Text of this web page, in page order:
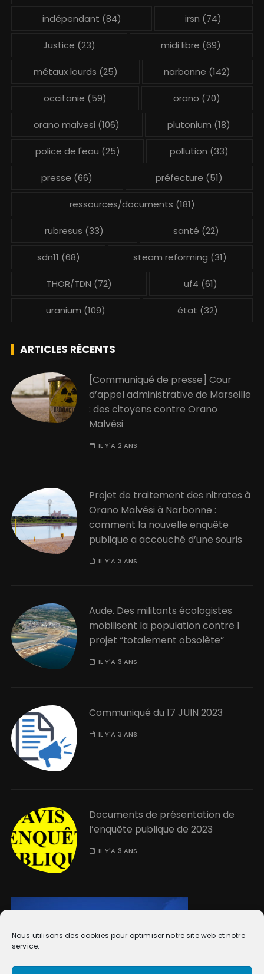
Nous utilisons des cookies pour optimiser notre site web et notre
service.
indépendant (84) irsn (74)
Justice (23) midi libre (69)
métaux lourds (25) narbonne (142)
occitanie (59) orano (70)
orano malvesi (106) plutonium (18)
police de l'eau (25) pollution (33)
presse (66) préfecture (51)
ressources/documents (181)
rubresus (33) santé (22)
sdn11 (68) steam reforming (31)
THOR/TDN (72) uf4 (61)
uranium (109) état (32)
ARTICLES RÉCENTS
[Communiqué de presse] Cour
d’appel administrative de Marseille
: des citoyens contre Orano
Malvési
IL Y'A 2 ANS
Projet de traitement des nitrates à
Orano Malvési à Narbonne :
comment la nouvelle enquête
publique a accouché d’une souris
IL Y'A 3 ANS
Aude. Des militants écologistes
mobilisent la population contre 1
projet “totalement obsolète”
IL Y'A 3 ANS
Communiqué du 17 JUIN 2023
IL Y'A 3 ANS
Documents de présentation de
l’enquête publique de 2023
IL Y'A 3 ANS